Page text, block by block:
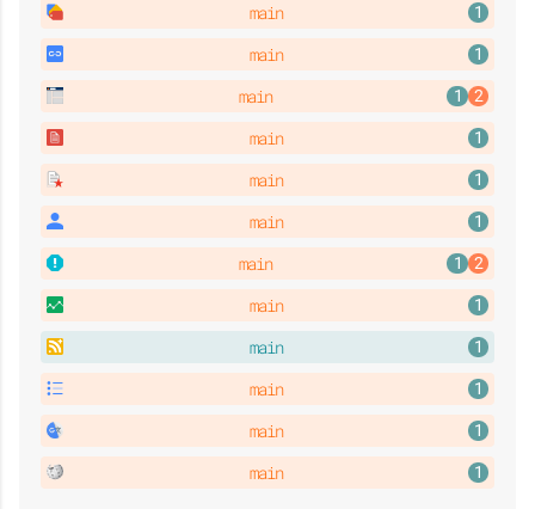
main
main
main
main
main
main
main
main
main
main
main
main